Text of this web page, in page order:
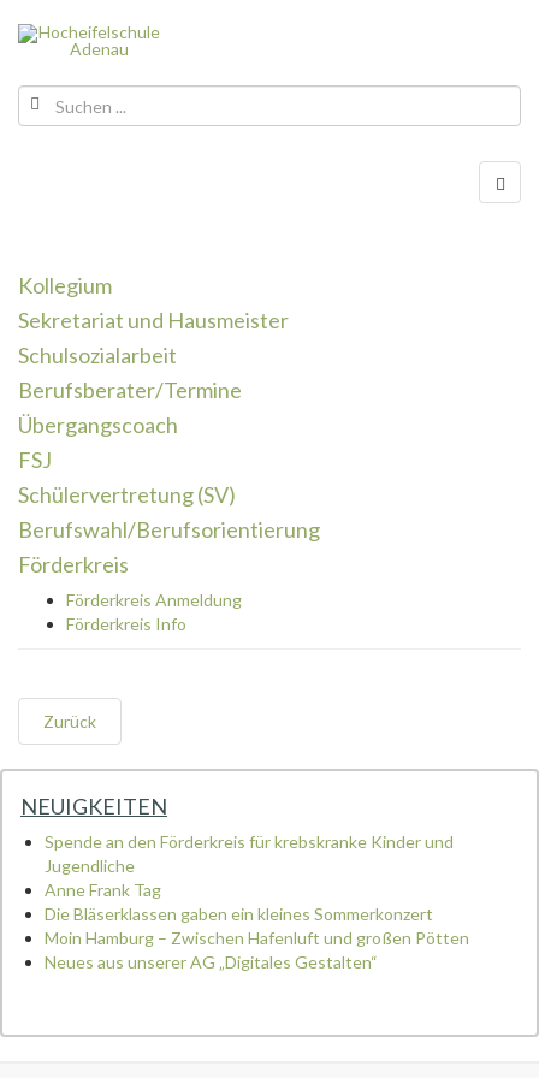
Kollegium
Sekretariat und Hausmeister
Schulsozialarbeit
Berufsberater/Termine
Übergangscoach
FSJ
Schülervertretung (SV)
Berufswahl/Berufsorientierung
Förderkreis
Förderkreis Anmeldung
Förderkreis Info
Zurück
NEUIGKEITEN
Spende an den Förderkreis für krebskranke Kinder und
Jugendliche
Anne Frank Tag
Die Bläserklassen gaben ein kleines Sommerkonzert
Moin Hamburg – Zwischen Hafenluft und großen Pötten
Neues aus unserer AG „Digitales Gestalten“